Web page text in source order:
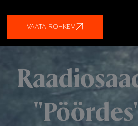
VAATA ROHKEM